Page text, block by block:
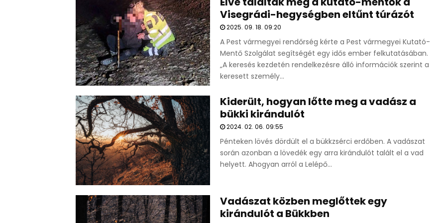
Visegrádi-hegységben eltűnt túrázót
2025. 09. 18. 09:20
A Pest vármegyei rendőrség kérte a Pest vármegyei Kutató-
Mentő Szolgálat segítségét egy idős ember felkutatásában.
„A keresés kezdetén rendelkezésre álló információk szerint a
keresett személy...
Kiderült, hogyan lőtte meg a vadász a
bükki kirándulót
2024. 02. 06. 09:55
Pénteken lövés dördült el a bükkzsérci erdőben. A vadászat
során azonban a lövedék egy arra kirándulót talált el a vad
helyett. Ahogyan arról a Lelépő...
Vadászat közben meglőttek egy
kirándulót a Bükkben